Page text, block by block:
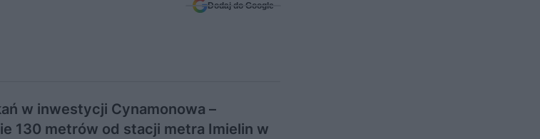
Dodaj do Google
w inwestycji Cynamonowa –
130 metrów od stacji metra Imielin w